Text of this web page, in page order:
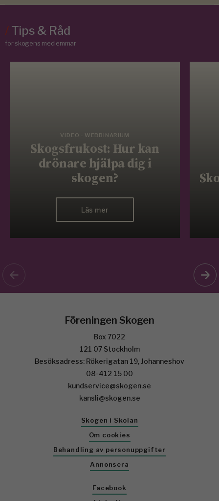
/Tips & Råd
för skogens medlemmar
VIDEO - WEBBINARIUM
Skogsfrukost: Hur kan
drönare hjälpa dig i
skogen?
Läs mer
Föreningen Skogen
Box 7022
121 07 Stockholm
Besöksadress: Rökerigatan 19, Johanneshov
08-412 15 00
kundservice@skogen.se
kansli@skogen.se
Skogen i Skolan
Om cookies
Behandling av personuppgifter
Annonsera
Facebook